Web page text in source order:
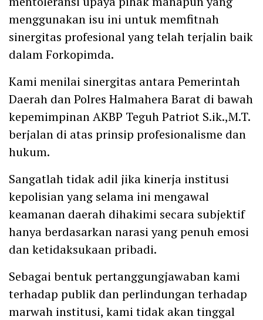
menggunakan isu ini untuk memfitnah
sinergitas profesional yang telah terjalin baik
dalam Forkopimda.
Kami menilai sinergitas antara Pemerintah
Daerah dan Polres Halmahera Barat di bawah
kepemimpinan AKBP Teguh Patriot S.ik.,M.T.
berjalan di atas prinsip profesionalisme dan
hukum.
Sangatlah tidak adil jika kinerja institusi
kepolisian yang selama ini mengawal
keamanan daerah dihakimi secara subjektif
hanya berdasarkan narasi yang penuh emosi
dan ketidaksukaan pribadi.
Sebagai bentuk pertanggungjawaban kami
terhadap publik dan perlindungan terhadap
marwah institusi, kami tidak akan tinggal